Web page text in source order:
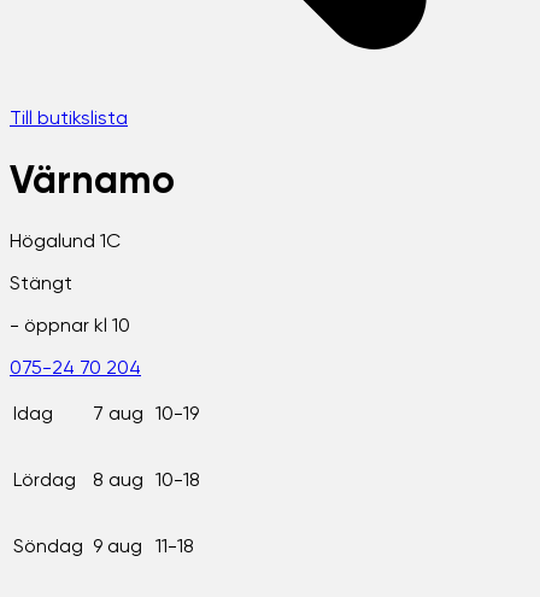
Till butikslista
Värnamo
Högalund 1C
Stängt
- öppnar kl 10
075-24 70 204
Idag 7 aug 10-19
Lördag 8 aug 10-18
Söndag 9 aug 11-18